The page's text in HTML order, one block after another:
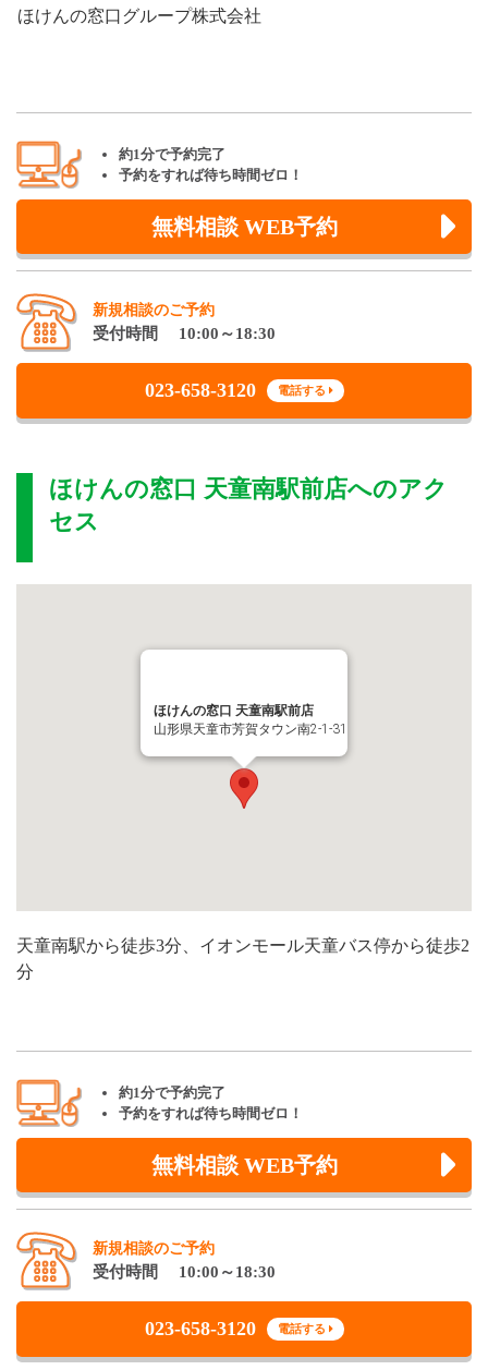
ほけんの窓口グループ株式会社
約1分で予約完了
予約をすれば待ち時間ゼロ！
無料相談 WEB予約
新規相談のご予約
受付時間 10:00～18:30
023-658-3120 電話する
ほけんの窓口 天童南駅前店へのアク
セス
ほけんの窓口 天童南駅前店
山形県天童市芳賀タウン南2-1-31
天童南駅から徒歩3分、イオンモール天童バス停から徒歩2
分
約1分で予約完了
予約をすれば待ち時間ゼロ！
無料相談 WEB予約
新規相談のご予約
受付時間 10:00～18:30
023-658-3120 電話する